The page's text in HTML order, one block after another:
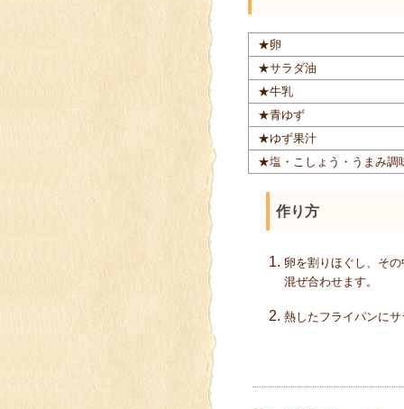
★卵
★サラダ油
★牛乳
★青ゆず
★ゆず果汁
★塩・こしょう・うまみ調
作り方
卵を割りほぐし、そ
混ぜ合わせます。
熱したフライパンに